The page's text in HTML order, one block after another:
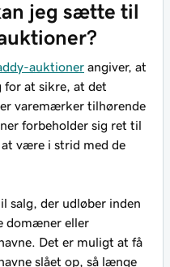
jeg sætte til
auktioner angiver, at
at sikre, at det
varemærker tilhørende
forbeholder sig ret til
at være i strid med de
salg, der udløber inden
domæner eller
Det er muligt at få
slået op, så længe